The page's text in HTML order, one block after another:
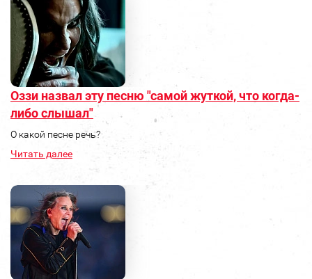
Оззи назвал эту песню "самой жуткой, что когда-
либо слышал"
О какой песне речь?
Читать далее